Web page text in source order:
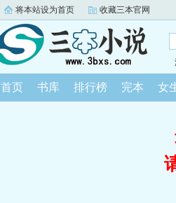
将本站设为首页 收藏三本官网
首页 书库 排行榜 完本 女